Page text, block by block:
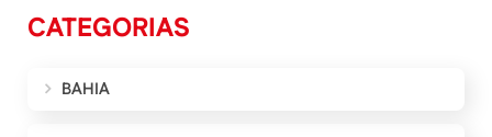
CATEGORIAS
BAHIA